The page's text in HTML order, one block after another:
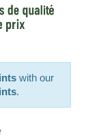
with our
.